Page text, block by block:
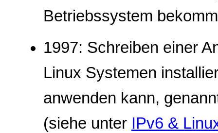
Betriebssystem
1997: Schreiben einer
Linux Systemen
anwenden kann,
(siehe unter IPv6 &